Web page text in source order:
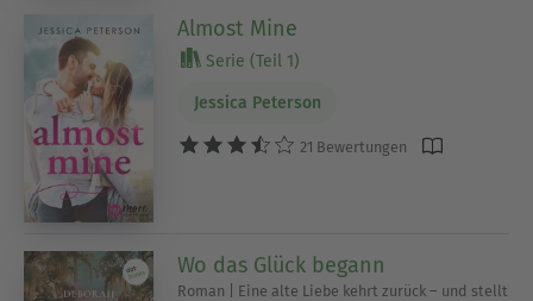
Almost Mine
Serie (Teil 1)
Jessica Peterson
21 Bewertungen
Wo das Glück begann
Roman | Eine alte Liebe kehrt zurück – und stellt